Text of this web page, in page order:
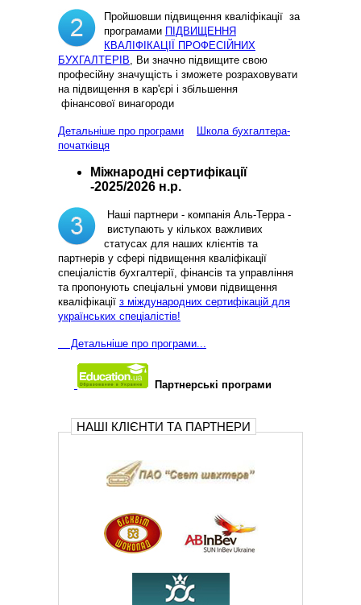
Пройшовши підвищення кваліфікації за
програмами ПІДВИЩЕННЯ
КВАЛІФІКАЦІЇ ПРОФЕСІЙНИХ
БУХГАЛТЕРІВ, Ви значно підвищите свою
професійну значущість і зможете розраховувати
на підвищення в кар'єрі і збільшення
фінансової винагороди
Детальніше про програми
Школа бухгалтера-
початківця
Міжнародні сертифікації
-2025/2026 н.р.
Наші партнери - компанія Аль-Терра -
виступають у кількох важливих
статусах для наших клієнтів та
партнерів у сфері підвищення кваліфікації
спеціалістів бухгалтерії, фінансів та управління
та пропонують спеціальні умови підвищення
кваліфікації з міждународних сертифікацій для
українських спеціалістів!
Детальніше про програми...
Партнерські програми
НАШІ КЛІЄНТИ ТА ПАРТНЕРИ